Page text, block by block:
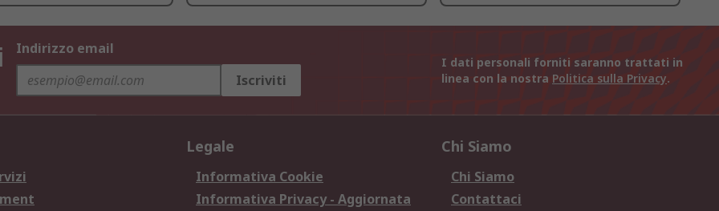
Indirizzo email
Iscriviti
I dati personali forniti saranno trattati in
linea con la nostra Politica sulla Privacy.
Legale
Informativa Cookie
Informativa Privacy - Aggiornata
Chi Siamo
Chi Siamo
Contattaci